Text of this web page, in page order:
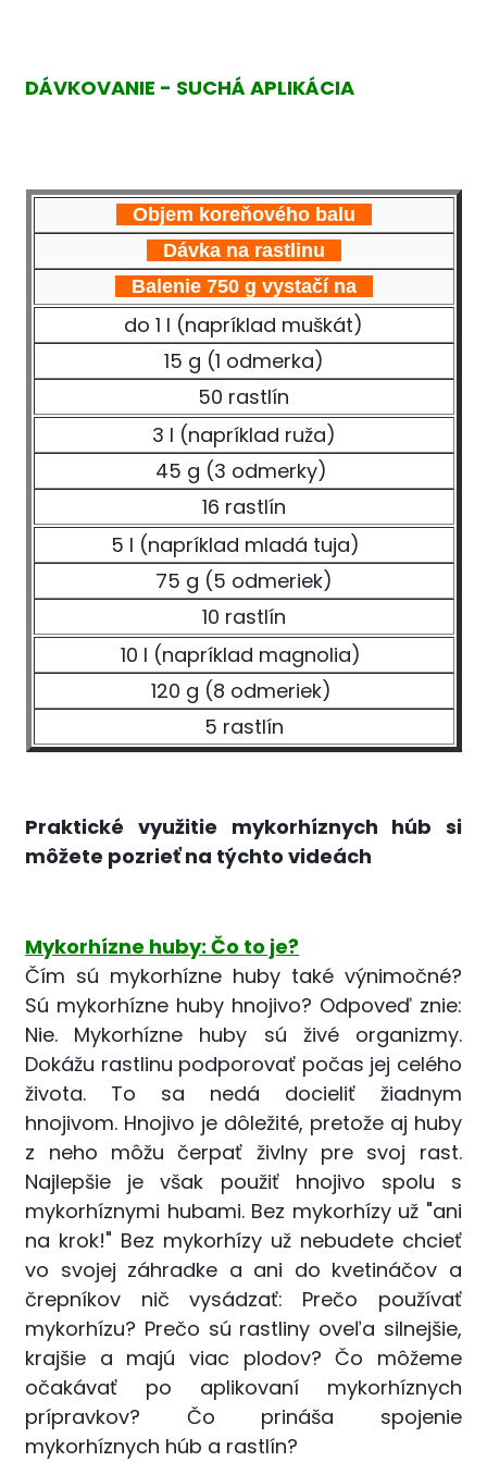
DÁVKOVANIE - SUCHÁ APLIKÁCIA
Objem koreňového balu
Dávka na rastlinu
Balenie 750 g vystačí na
do 1 l (napríklad muškát)
15 g (1 odmerka)
50 rastlín
3 l (napríklad ruža)
45 g (3 odmerky)
16 rastlín
5 l (napríklad mladá tuja)
75 g (5 odmeriek)
10 rastlín
10 l (napríklad magnolia)
120 g (8 odmeriek)
5 rastlín
Praktické využitie mykorhíznych húb si
môžete pozrieť na týchto videách
Mykorhízne huby: Čo to je?
Čím sú mykorhízne huby také výnimočné?
Sú mykorhízne huby hnojivo? Odpoveď znie:
Nie. Mykorhízne huby sú živé organizmy.
Dokážu rastlinu podporovať počas jej celého
života. To sa nedá docieliť žiadnym
hnojivom. Hnojivo je dôležité, pretože aj huby
z neho môžu čerpať živIny pre svoj rast.
Najlepšie je však použiť hnojivo spolu s
mykorhíznymi hubami. Bez mykorhízy už "ani
na krok!" Bez mykorhízy už nebudete chcieť
vo svojej záhradke a ani do kvetináčov a
črepníkov nič vysádzať: Prečo používať
mykorhízu? Prečo sú rastliny oveľa silnejšie,
krajšie a majú viac plodov? Čo môžeme
očakávať po aplikovaní mykorhíznych
prípravkov? Čo prináša spojenie
mykorhíznych húb a rastlín?